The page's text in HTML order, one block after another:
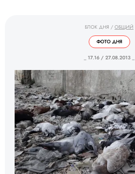
БЛОК ДНЯ / ОБЩИЙ
ФОТО ДНЯ
_ 17.16 / 27.08.2013 _